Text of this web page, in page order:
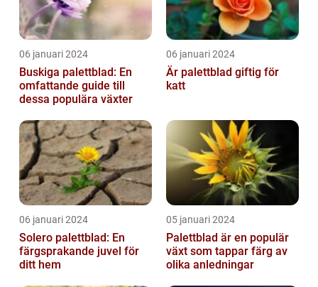
06 januari 2024
Buskiga palettblad: En
omfattande guide till
dessa populära växter
06 januari 2024
Är palettblad giftig för
katt
06 januari 2024
Solero palettblad: En
färgsprakande juvel för
ditt hem
05 januari 2024
Palettblad är en populär
växt som tappar färg av
olika anledningar